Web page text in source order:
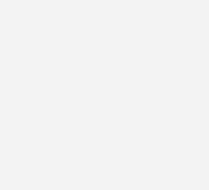
Nun wartet der
„Zu 46 Einsätzen ist der Audi in
Wenn die Häufigkeit der
Kilometerzähler des Neuen
Bild: Die Stadt packt beim
V.l.: Kommandant Manfred
Schweiger, Stv. Kommandant